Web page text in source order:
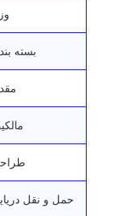
بسته
حمل و نقل